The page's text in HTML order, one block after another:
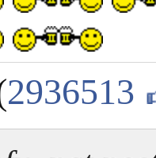
2936513